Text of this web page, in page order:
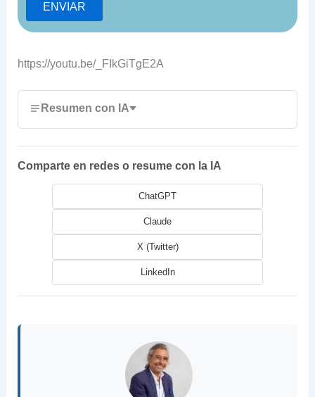
https://youtu.be/_FIkGiTgE2A
Resumen con IA
Comparte en redes o resume con la IA
ChatGPT
Claude
X (Twitter)
LinkedIn